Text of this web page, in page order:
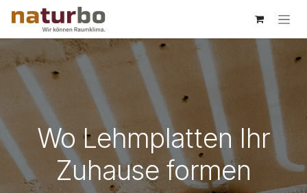
Zum Inhalt springen
Wo Lehmplatten Ihr
Zuhause formen